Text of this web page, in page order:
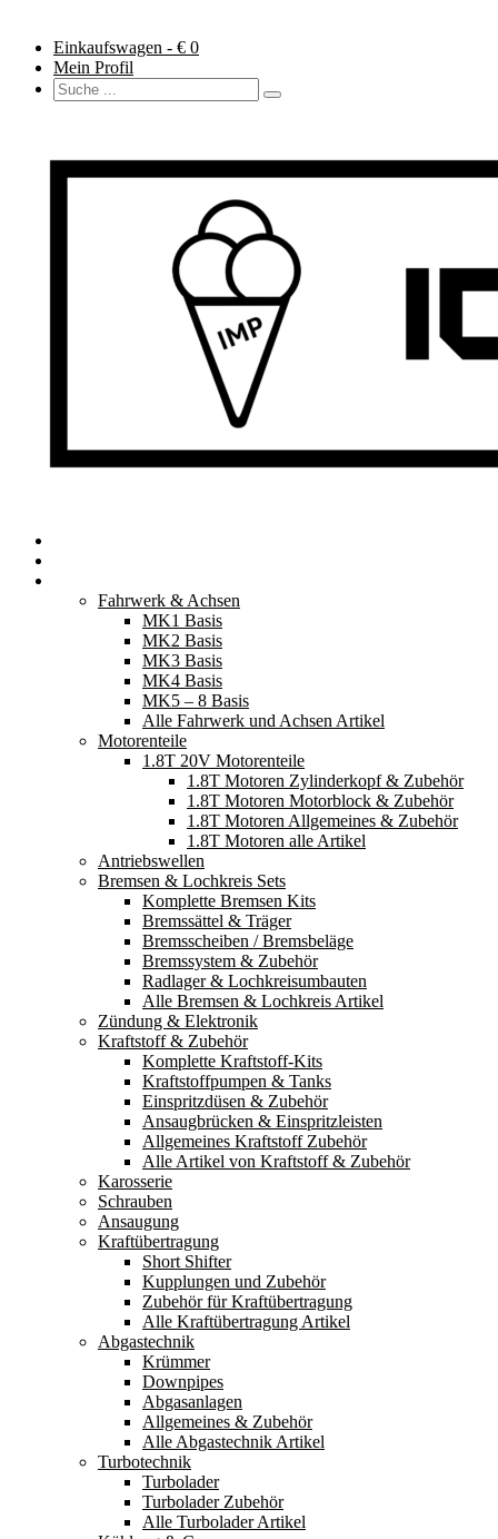
Einkaufswagen - € 0
Mein Profil
Fahrwerk & Achsen
MK1 Basis
MK2 Basis
MK3 Basis
MK4 Basis
MK5 – 8 Basis
Alle Fahrwerk und Achsen Artikel
Motorenteile
1.8T 20V Motorenteile
1.8T Motoren Zylinderkopf & Zubehör
1.8T Motoren Motorblock & Zubehör
1.8T Motoren Allgemeines & Zubehör
1.8T Motoren alle Artikel
Antriebswellen
Bremsen & Lochkreis Sets
Komplette Bremsen Kits
Bremssättel & Träger
Bremsscheiben / Bremsbeläge
Bremssystem & Zubehör
Radlager & Lochkreisumbauten
Alle Bremsen & Lochkreis Artikel
Zündung & Elektronik
Kraftstoff & Zubehör
Komplette Kraftstoff-Kits
Kraftstoffpumpen & Tanks
Einspritzdüsen & Zubehör
Ansaugbrücken & Einspritzleisten
Allgemeines Kraftstoff Zubehör
Alle Artikel von Kraftstoff & Zubehör
Karosserie
Schrauben
Ansaugung
Kraftübertragung
Short Shifter
Kupplungen und Zubehör
Zubehör für Kraftübertragung
Alle Kraftübertragung Artikel
Abgastechnik
Krümmer
Downpipes
Abgasanlagen
Allgemeines & Zubehör
Alle Abgastechnik Artikel
Turbotechnik
Turbolader
Turbolader Zubehör
Alle Turbolader Artikel